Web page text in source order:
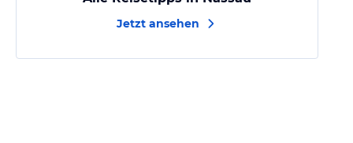
Jetzt ansehen